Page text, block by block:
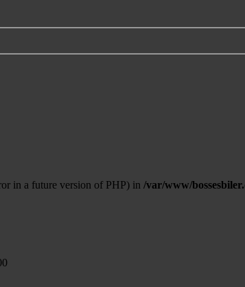
in a future version of PHP) in /var/www/